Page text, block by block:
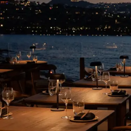
ve yiyecek alternatifleri yazın